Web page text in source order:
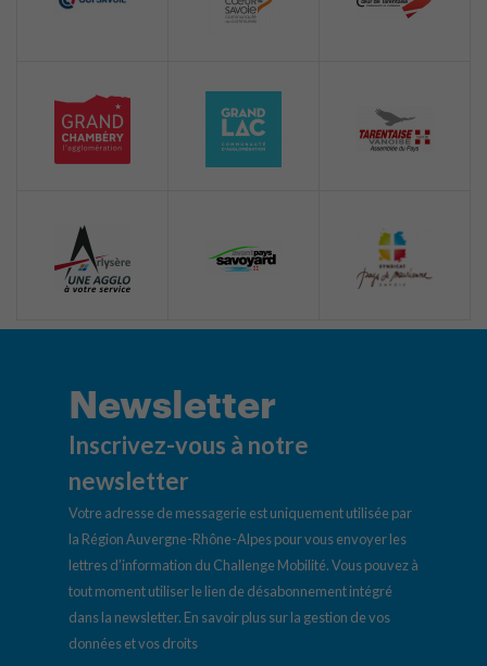
Newsletter
Inscrivez-vous à notre
newsletter
Votre adresse de messagerie est uniquement utilisée par
la Région Auvergne-Rhône-Alpes pour vous envoyer les
lettres d’information du Challenge Mobilité. Vous pouvez à
tout moment utiliser le lien de désabonnement intégré
dans la newsletter. En savoir plus sur la gestion de vos
données et vos droits